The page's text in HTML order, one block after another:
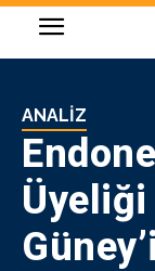
ANALIZ
Üyeliği